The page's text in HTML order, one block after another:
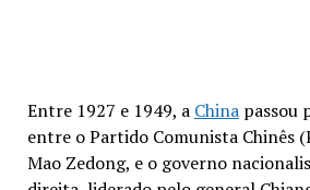
Entre 1927 e 1949, a Chinapassou
entre o Partido Comunista Chinês
Mao Zedong, e o governo